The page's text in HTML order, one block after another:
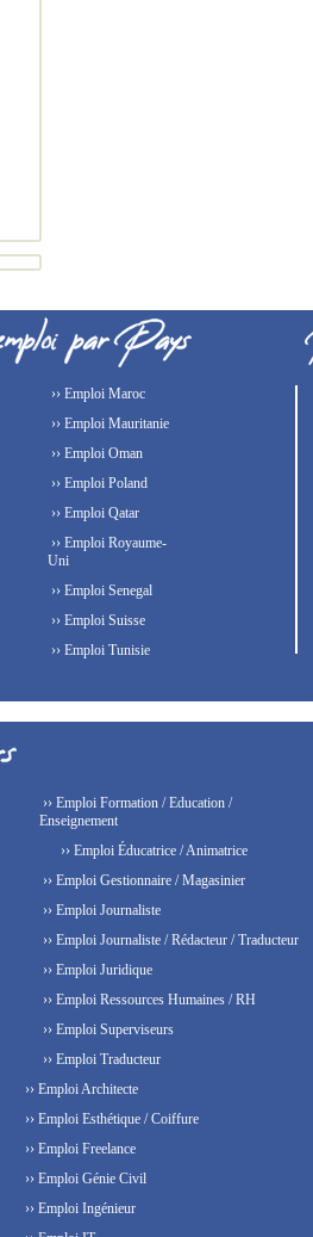
›› Emploi Maroc
›› Emploi Mauritanie
›› Emploi Oman
›› Emploi Poland
›› Emploi Qatar
›› Emploi Royaume-
Uni
›› Emploi Senegal
›› Emploi Suisse
›› Emploi Tunisie
›› Emploi Formation / Education /
Enseignement
›› Emploi Éducatrice / Animatrice
›› Emploi Gestionnaire / Magasinier
›› Emploi Journaliste
›› Emploi Journaliste / Rédacteur / Traducteur
›› Emploi Juridique
›› Emploi Ressources Humaines / RH
›› Emploi Superviseurs
›› Emploi Traducteur
›› Emploi Architecte
›› Emploi Esthétique / Coiffure
›› Emploi Freelance
›› Emploi Génie Civil
›› Emploi Ingénieur